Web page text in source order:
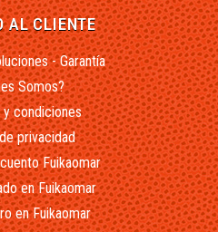
AL CLIENTE
- Garantía
Somos?
y condiciones
privacidad
Fuikaomar
en Fuikaomar
en Fuikaomar